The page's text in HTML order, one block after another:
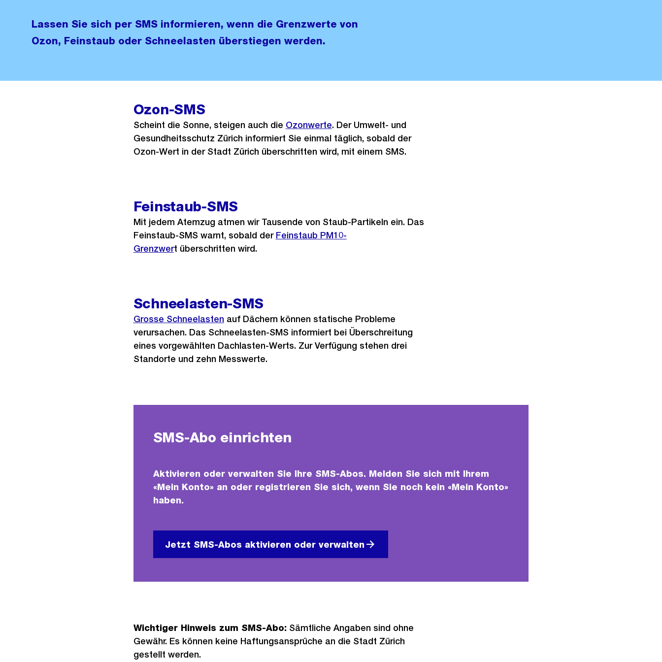
Lassen Sie sich per SMS informieren, wenn die Grenzwerte von
Ozon, Feinstaub oder Schneelasten überstiegen werden.
Ozon-SMS
Scheint die Sonne, steigen auch die Ozonwerte. Der Umwelt- und
Gesundheitsschutz Zürich informiert Sie einmal täglich, sobald der
Ozon-Wert in der Stadt Zürich überschritten wird, mit einem SMS.
Feinstaub-SMS
Mit jedem Atemzug atmen wir Tausende von Staub-Partikeln ein. Das
Feinstaub-SMS warnt, sobald der Feinstaub PM10-
Grenzwert überschritten wird.
Schneelasten-SMS
Grosse Schneelasten auf Dächern können statische Probleme
verursachen. Das Schneelasten-SMS informiert bei Überschreitung
eines vorgewählten Dachlasten-Werts. Zur Verfügung stehen drei
Standorte und zehn Messwerte.
SMS-Abo einrichten
Aktivieren oder verwalten Sie Ihre SMS-Abos. Melden Sie sich mit Ihrem
«Mein Konto» an oder registrieren Sie sich, wenn Sie noch kein «Mein Konto»
haben.
Jetzt SMS-Abos aktivieren oder verwalten
Wichtiger Hinweis zum SMS-Abo: Sämtliche Angaben sind ohne
Gewähr. Es können keine Haftungsansprüche an die Stadt Zürich
gestellt werden.